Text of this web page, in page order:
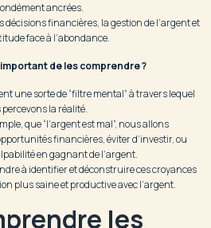
ancrées.
financières, la gestion de l’argent et
face à l’abondance.
de les comprendre ?
une sorte de “filtre mental” à travers lequel
la réalité.
que “l’argent est mal”, nous allons
financières, éviter d’investir, ou
en gagnant de l’argent.
à identifier et déconstruire ces croyances
plus saine et productive avec l’argent.
les